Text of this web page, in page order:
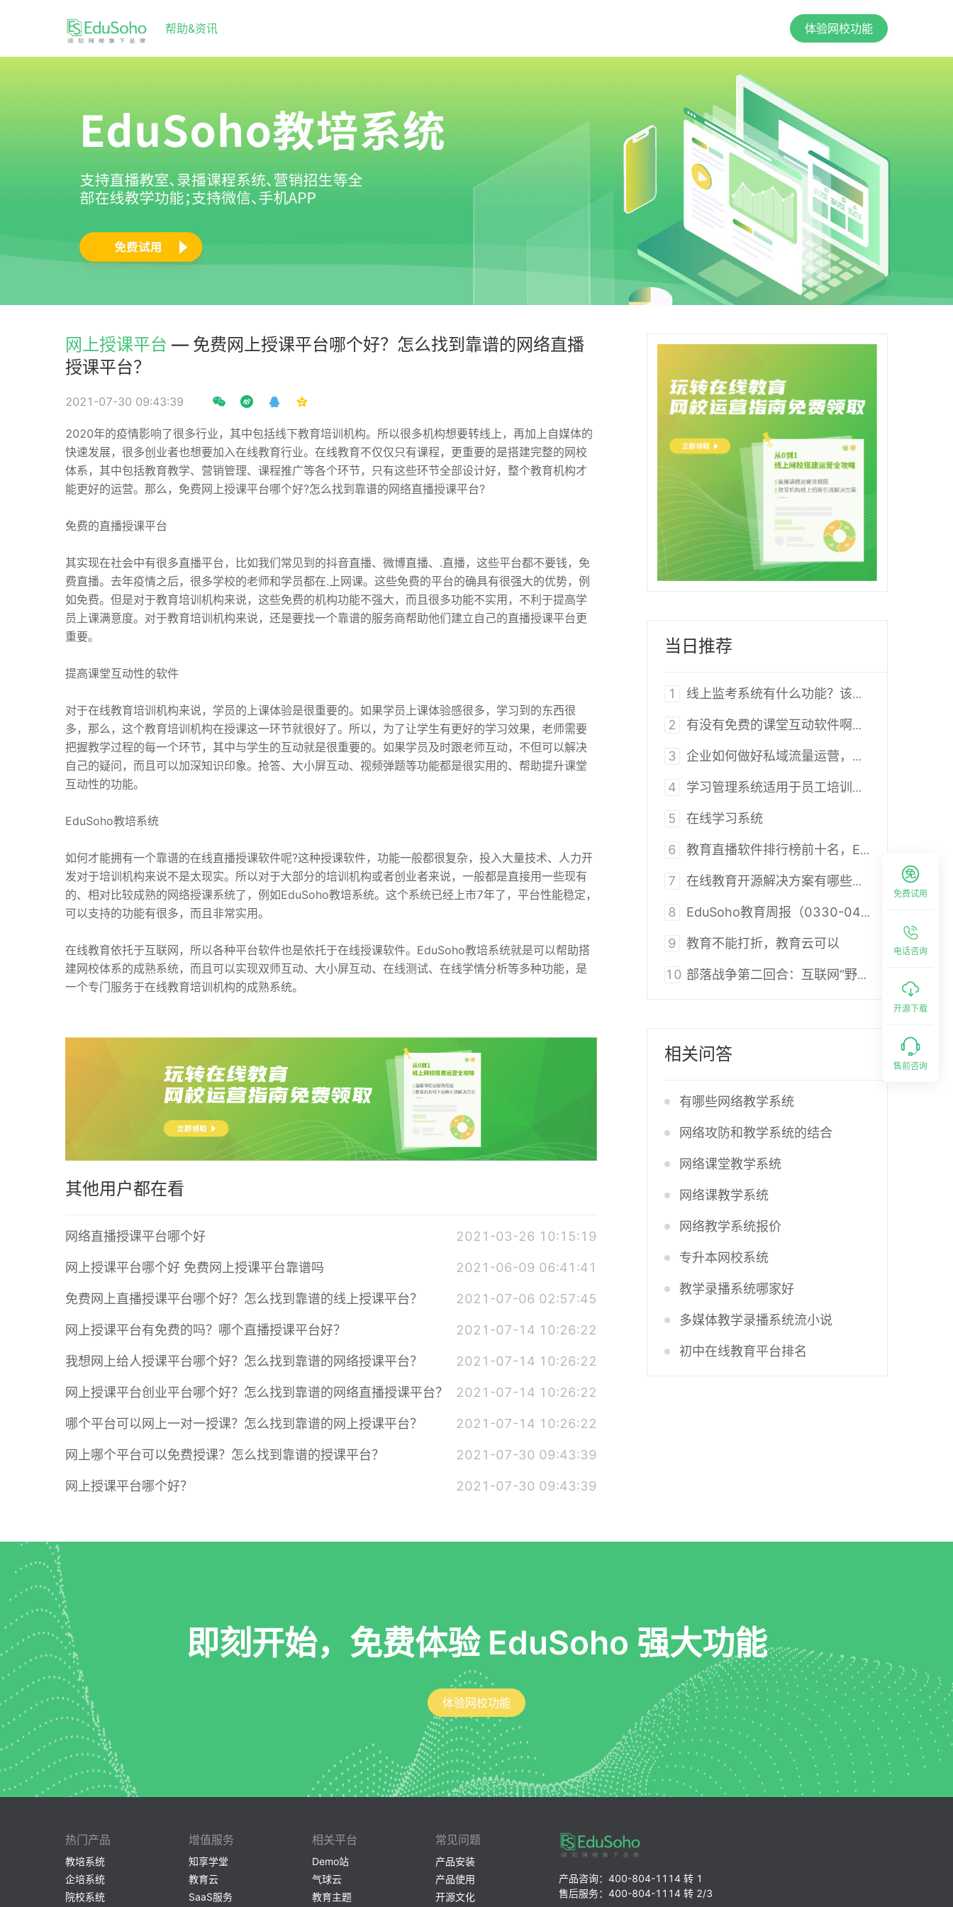
帮助&资讯 体验网校功能
网上授课平台 — 免费网上授课平台哪个好？怎么找到靠谱的网络直播
授课平台？
2021-07-30 09:43:39
2020年的疫情影响了很多行业，其中包括线下教育培训机构。所以很多机构想要转线上，再加上自媒体的
快速发展，很多创业者也想要加入在线教育行业。在线教育不仅仅只有课程，更重要的是搭建完整的网校
体系，其中包括教育教学、营销管理、课程推广等各个环节，只有这些环节全部设计好，整个教育机构才
能更好的运营。那么，免费网上授课平台哪个好?怎么找到靠谱的网络直播授课平台?
免费的直播授课平台
其实现在社会中有很多直播平台，比如我们常见到的抖音直播、微博直播、.直播，这些平台都不要钱，免
费直播。去年疫情之后，很多学校的老师和学员都在.上网课。这些免费的平台的确具有很强大的优势，例
如免费。但是对于教育培训机构来说，这些免费的机构功能不强大，而且很多功能不实用，不利于提高学
员上课满意度。对于教育培训机构来说，还是要找一个靠谱的服务商帮助他们建立自己的直播授课平台更
重要。
提高课堂互动性的软件
对于在线教育培训机构来说，学员的上课体验是很重要的。如果学员上课体验感很多，学习到的东西很
多，那么，这个教育培训机构在授课这一环节就很好了。所以，为了让学生有更好的学习效果，老师需要
把握教学过程的每一个环节，其中与学生的互动就是很重要的。如果学员及时跟老师互动，不但可以解决
自己的疑问，而且可以加深知识印象。抢答、大小屏互动、视频弹题等功能都是很实用的、帮助提升课堂
互动性的功能。
EduSoho教培系统
如何才能拥有一个靠谱的在线直播授课软件呢?这种授课软件，功能一般都很复杂，投入大量技术、人力开
发对于培训机构来说不是太现实。所以对于大部分的培训机构或者创业者来说，一般都是直接用一些现有
的、相对比较成熟的网络授课系统了，例如EduSoho教培系统。这个系统已经上市7年了，平台性能稳定，
可以支持的功能有很多，而且非常实用。
在线教育依托于互联网，所以各种平台软件也是依托于在线授课软件。EduSoho教培系统就是可以帮助搭
建网校体系的成熟系统，而且可以实现双师互动、大小屏互动、在线测试、在线学情分析等多种功能，是
一个专门服务于在线教育培训机构的成熟系统。
其他用户都在看
网络直播授课平台哪个好 2021-03-26 10:15:19
网上授课平台哪个好 免费网上授课平台靠谱吗 2021-06-09 06:41:41
免费网上直播授课平台哪个好？怎么找到靠谱的线上授课平台？ 2021-07-06 02:57:45
网上授课平台有免费的吗？哪个直播授课平台好？ 2021-07-14 10:26:22
我想网上给人授课平台哪个好？怎么找到靠谱的网络授课平台？ 2021-07-14 10:26:22
网上授课平台创业平台哪个好？怎么找到靠谱的网络直播授课平台？ 2021-07-14 10:26:22
哪个平台可以网上一对一授课？怎么找到靠谱的网上授课平台？ 2021-07-14 10:26:22
网上哪个平台可以免费授课？怎么找到靠谱的授课平台？ 2021-07-30 09:43:39
网上授课平台哪个好？ 2021-07-30 09:43:39
当日推荐
1 线上监考系统有什么功能？该如何构建系统？
2 有没有免费的课堂互动软件啊？好用吗？
3 企业如何做好私域流量运营，盘活自有流量？
4 学习管理系统适用于员工培训吗？
5 在线学习系统
6 教育直播软件排行榜前十名，EduSoho值得选的原因
7 在线教育开源解决方案有哪些？国内知名的在线教育开源解决方案仅此一家！
8 EduSoho教育周报（0330-0408）
9 教育不能打折，教育云可以
10 部落战争第二回合：互联网“野蛮人”进攻教育机构被反噬？
相关问答
有哪些网络教学系统
网络攻防和教学系统的结合
网络课堂教学系统
网络课教学系统
网络教学系统报价
专升本网校系统
教学录播系统哪家好
多媒体教学录播系统流小说
初中在线教育平台排名
即刻开始，免费体验 EduSoho 强大功能
体验网校功能
热门产品
教培系统
企培系统
院校系统
增值服务
知享学堂
教育云
SaaS服务
相关平台
Demo站
气球云
教育主题
常见问题
产品安装
产品使用
开源文化
产品咨询：400-804-1114 转 1
售后服务：400-804-1114 转 2/3
免费试用
电话咨询
开源下载
售前咨询